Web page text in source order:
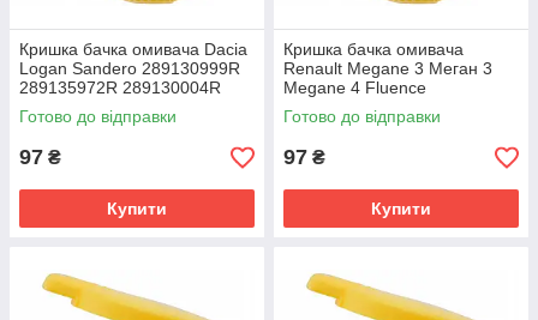
Кришка бачка омивача Dacia
Logan Sandero 289130999R
289135972R 289130004R
Готово до відправки
97 ₴
Купити
Кришка бачка омивача
Renault Megane 3 Меган 3
Megane 4 Fluence
289130999R 289135972R
289130004R
Готово до відправки
97 ₴
Купити